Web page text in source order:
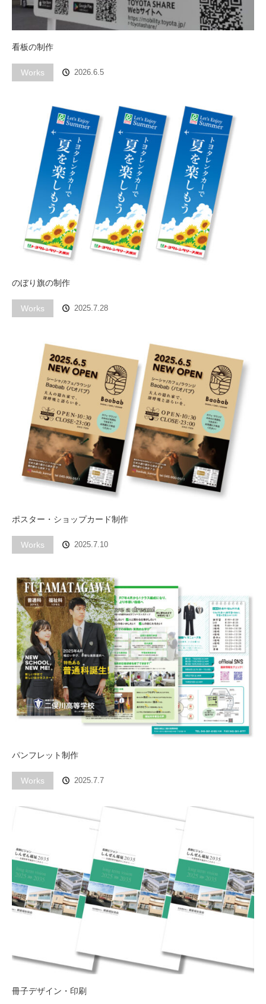
看板の制作
Works 2026.6.5
のぼり旗の制作
Works 2025.7.28
ポスター・ショップカード制作
Works 2025.7.10
パンフレット制作
Works 2025.7.7
冊子デザイン・印刷